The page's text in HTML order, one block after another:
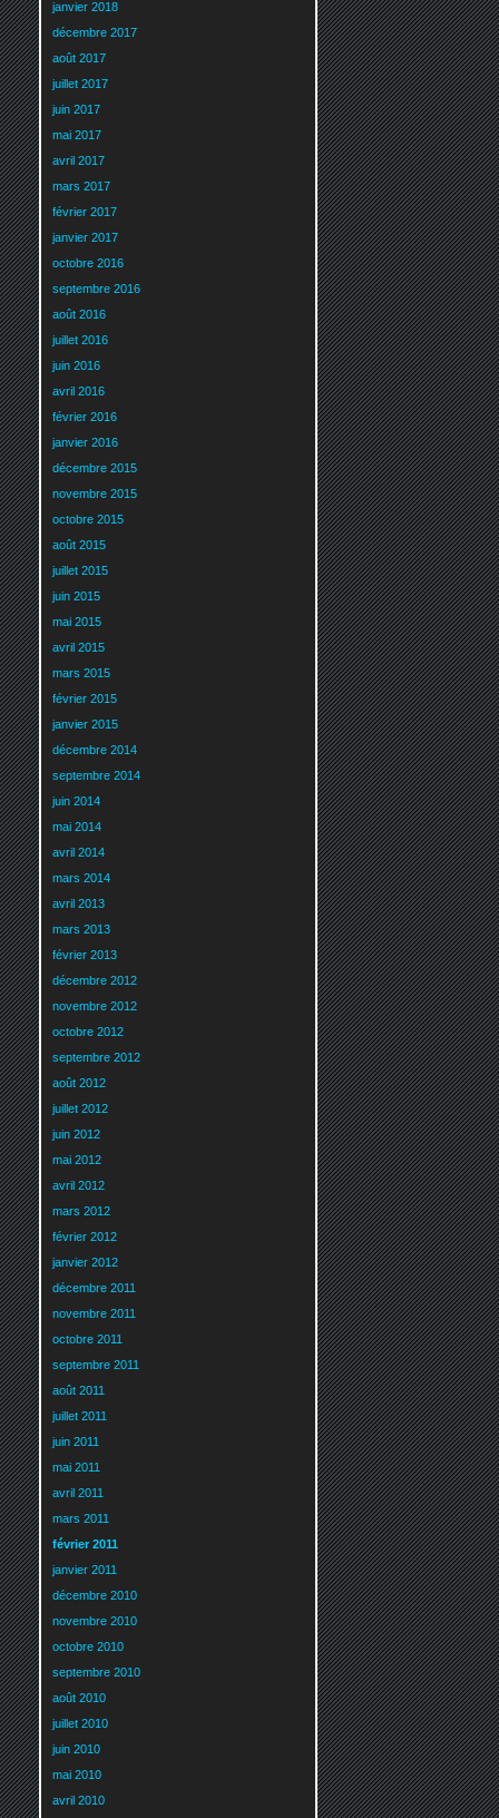
janvier 2018
décembre 2017
août 2017
juillet 2017
juin 2017
mai 2017
avril 2017
mars 2017
février 2017
janvier 2017
octobre 2016
septembre 2016
août 2016
juillet 2016
juin 2016
avril 2016
février 2016
janvier 2016
décembre 2015
novembre 2015
octobre 2015
août 2015
juillet 2015
juin 2015
mai 2015
avril 2015
mars 2015
février 2015
janvier 2015
décembre 2014
septembre 2014
juin 2014
mai 2014
avril 2014
mars 2014
avril 2013
mars 2013
février 2013
décembre 2012
novembre 2012
octobre 2012
septembre 2012
août 2012
juillet 2012
juin 2012
mai 2012
avril 2012
mars 2012
février 2012
janvier 2012
décembre 2011
novembre 2011
octobre 2011
septembre 2011
août 2011
juillet 2011
juin 2011
mai 2011
avril 2011
mars 2011
février 2011
janvier 2011
décembre 2010
novembre 2010
octobre 2010
septembre 2010
août 2010
juillet 2010
juin 2010
mai 2010
avril 2010